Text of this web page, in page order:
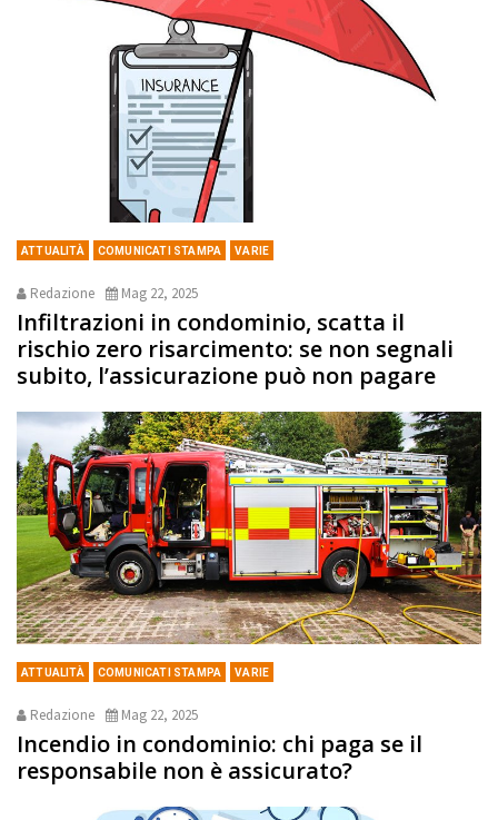
ATTUALITÀ COMUNICATI STAMPA VARIE
Redazione Mag 22, 2025
Infiltrazioni in condominio, scatta il
rischio zero risarcimento: se non segnali
subito, l’assicurazione può non pagare
ATTUALITÀ COMUNICATI STAMPA VARIE
Redazione Mag 22, 2025
Incendio in condominio: chi paga se il
responsabile non è assicurato?